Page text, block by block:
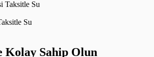
Su
Kolay Sahip Olun